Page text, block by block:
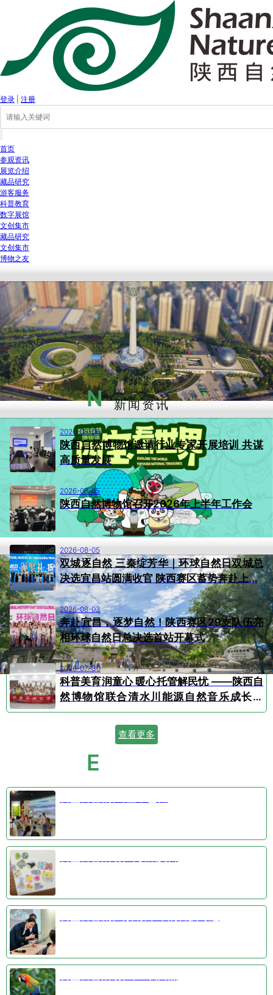
登录 注册
首页
参观资讯
展览介绍
藏品研究
游客服务
科普教育
数字展馆
文创集市
藏品研究
文创集市
博物之友
N EWS INFORMATION
新闻资讯
2026-08-06
陕西自然博物馆邀请行业专家开展培训 共谋
高质量发展
2026-08-05
陕西自然博物馆召开2026年上半年工作会
2026-08-05
双城逐自然 三秦绽芳华｜环球自然日双城总
决选宜昌站圆满收官 陕西赛区蓄势奔赴上...
2026-08-03
奔赴宜昌，逐梦自然！陕西赛区29支队伍亮
相环球自然日总决选首站开幕式
2026-07-30
科普美育润童心 暖心托管解民忧 ——陕西自
然博物馆联合清水川能源自然音乐成长营
顺...
查看更多
E